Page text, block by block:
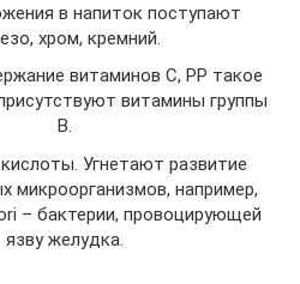
в напиток поступают
хром, кремний.
витаминов С, РР такое
витамины группы
В.
Угнетают развитие
микроорганизмов, например,
– бактерии, провоцирующей
язву желудка.